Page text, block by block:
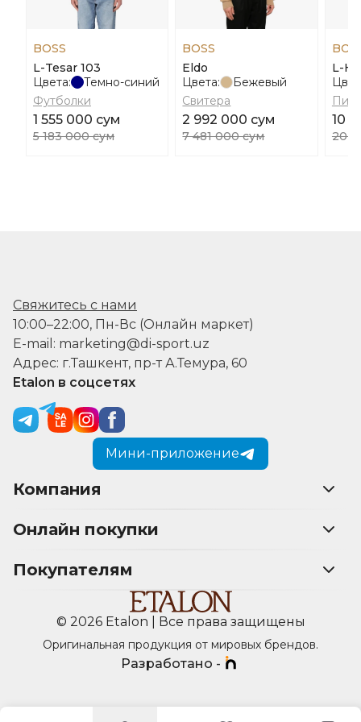
BOSS
L-Tesar 103
Цвета:
Темно-синий
Футболки
1 555 000 сум
5 183 000 сум
BOSS
Eldo
Цвета:
Бежевый
Свитера
2 992 000 сум
7 481 000 сум
L-
10
20
Свяжитесь с нами
10:00–22:00, Пн-Вс (Онлайн маркет)
E-mail: marketing@di-sport.uz
Адрес: г.Ташкент, пр-т А.Темура, 60
Etalon в соцсетях
Мини-приложение
Компания
Онлайн покупки
Покупателям
© 2026 Etalon | Все права защищены
Оригинальная продукция от мировых брендов.
Разработано -